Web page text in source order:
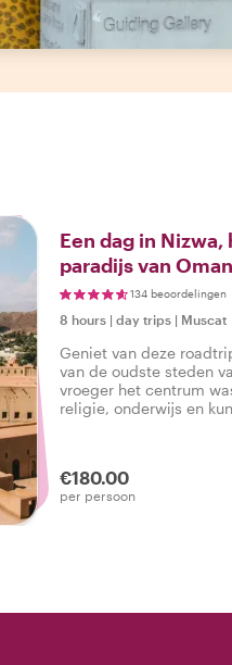
Een dag in
paradijs van
134 beoordelingen
8 hours | day trips | Muscat
Geniet van deze
van de oudste steden
vroeger het centrum
religie, onderwijs en
€180.00
per persoon